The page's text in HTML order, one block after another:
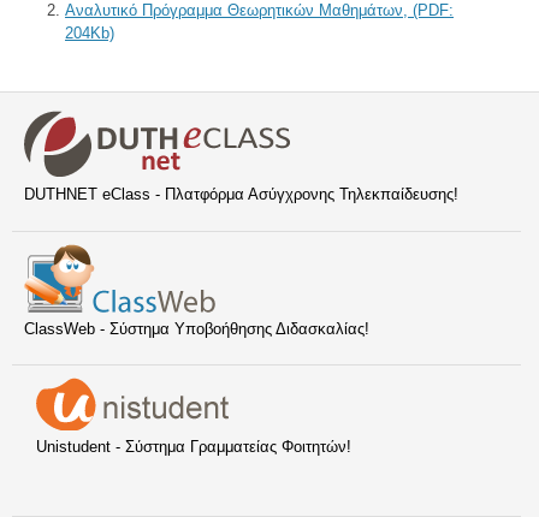
Αναλυτικό Πρόγραμμα Θεωρητικών Μαθημάτων, (PDF:
204Kb)
DUTHNET eClass - Πλατφόρμα Ασύγχρονης Τηλεκπαίδευσης!
ClassWeb - Σύστημα Υποβοήθησης Διδασκαλίας!
Unistudent - Σύστημα Γραμματείας Φοιτητών!